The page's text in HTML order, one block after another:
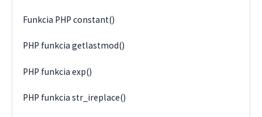
Funkcia PHP constant()
PHP funkcia getlastmod()
PHP funkcia exp()
PHP funkcia str_ireplace()